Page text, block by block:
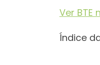
Ver BTE
Índice